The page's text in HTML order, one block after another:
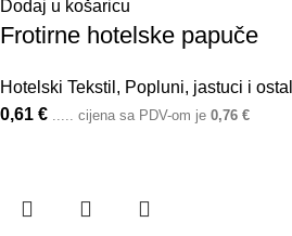
Dodaj u košaricu
Frotirne hotelske papuče
Hotelski Tekstil , Popluni, jastuci i
0,61 € ..... cijena sa PDV-om je 0,76 €